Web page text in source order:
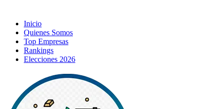
Inicio
Quienes Somos
Top Empresas
Rankings
Elecciones 2026